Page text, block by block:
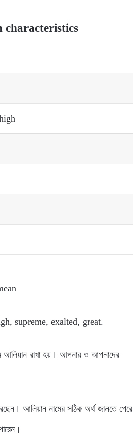
characteristics
supreme, exalted, great.
আলিয়ান রাখা হয়। আপনার ও আপনাদের
আলিয়ান নামের সঠিক অর্থ জানতে পেরে